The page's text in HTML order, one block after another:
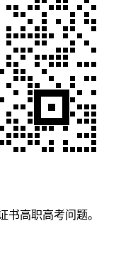
书高职高考问题。